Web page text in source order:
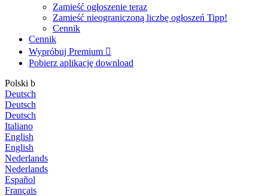
Zamieść ogłoszenie teraz
Zamieść nieograniczoną liczbę ogłoszeń Tipp!
Cennik
Cennik
Wypróbuj Premium 
Pobierz aplikację download
Polski b
Deutsch
Deutsch
Deutsch
Italiano
English
English
Nederlands
Nederlands
Español
Français